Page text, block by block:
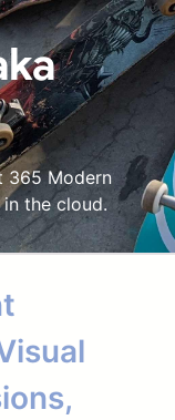
365 Modern
the cloud.